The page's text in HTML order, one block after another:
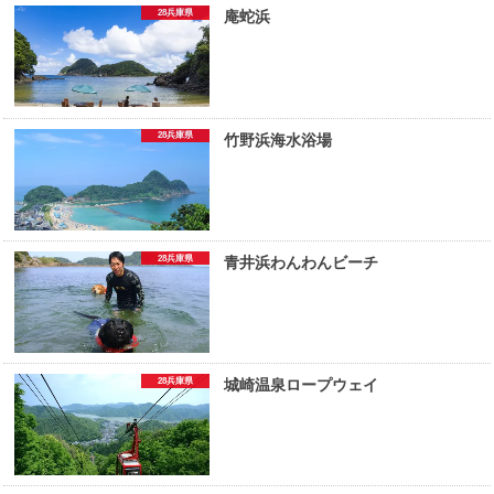
28兵庫県 庵蛇浜
28兵庫県 竹野浜海水浴場
28兵庫県 青井浜わんわんビーチ
28兵庫県 城崎温泉ロープウェイ